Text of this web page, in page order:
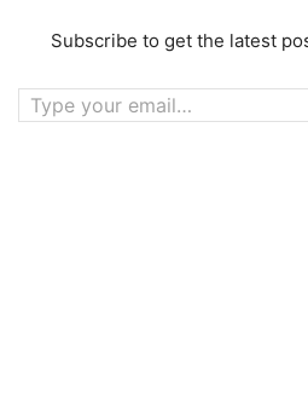
Subscribe to get the latest
Type your email…